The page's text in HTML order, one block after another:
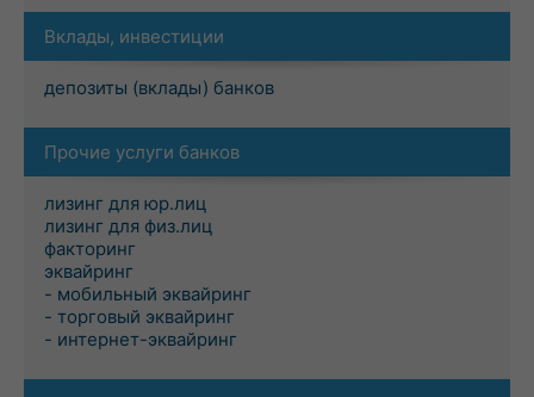
Вклады, инвестиции
депозиты (вклады) банков
Прочие услуги банков
лизинг для юр.лиц
лизинг для физ.лиц
факторинг
эквайринг
- мобильный эквайринг
- торговый эквайринг
- интернет-эквайринг